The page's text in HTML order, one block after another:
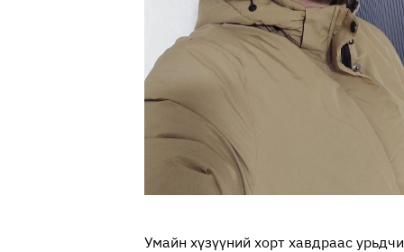
Умайн хүзүүний хорт хавдраас